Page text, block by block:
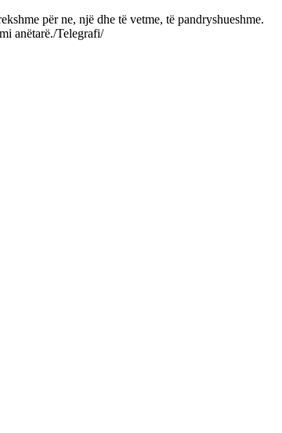
për ne, një dhe të vetme, të pandryshueshme.
anëtarë./Telegrafi/